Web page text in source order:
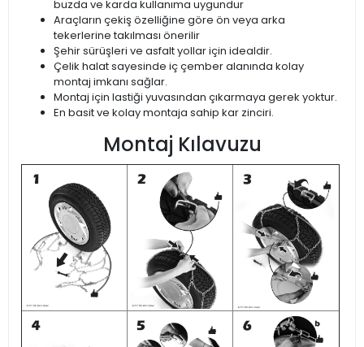
buzda ve karda kullanıma uygundur
Araçların çekiş özelliğine göre ön veya arka
tekerlerine takılması önerilir
Şehir sürüşleri ve asfalt yollar için idealdir.
Çelik halat sayesinde iç çember alanında kolay
montaj imkanı sağlar.
Montaj için lastiği yuvasından çıkarmaya gerek yoktur.
En basit ve kolay montaja sahip kar zinciri.
Montaj Kılavuzu